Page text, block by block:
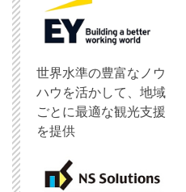
世界水準の豊富なノウ
ハウを活かして、地域
ごとに最適な観光支援
を提供